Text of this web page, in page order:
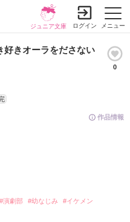
メニュー
ジュニア文庫 ログイン
好きオーラをださない
0
作品情報
#演劇部 #幼なじみ
#イケメン